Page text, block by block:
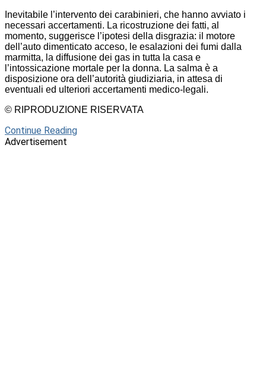
Inevitabile l’intervento dei carabinieri, che hanno avviato i
necessari accertamenti. La ricostruzione dei fatti, al
momento, suggerisce l’ipotesi della disgrazia: il motore
dell’auto dimenticato acceso, le esalazioni dei fumi dalla
marmitta, la diffusione dei gas in tutta la casa e
l’intossicazione mortale per la donna. La salma è a
disposizione ora dell’autorità giudiziaria, in attesa di
eventuali ed ulteriori accertamenti medico-legali.
© RIPRODUZIONE RISERVATA
Continue Reading
Advertisement